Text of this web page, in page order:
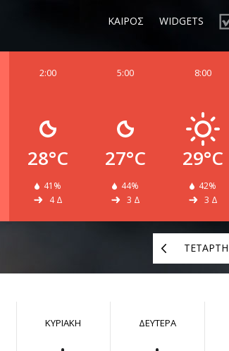
ΚΑΙΡΟΣ WIDGETS
8:00
29°C
42%
3 Δ
5:00
27°C
44%
3 Δ
2:00
28°C
41%
4 Δ
ΤΕΤΑΡΤΗ
ΚΥΡΙΑΚΗ ΔΕΥΤΕΡΑ